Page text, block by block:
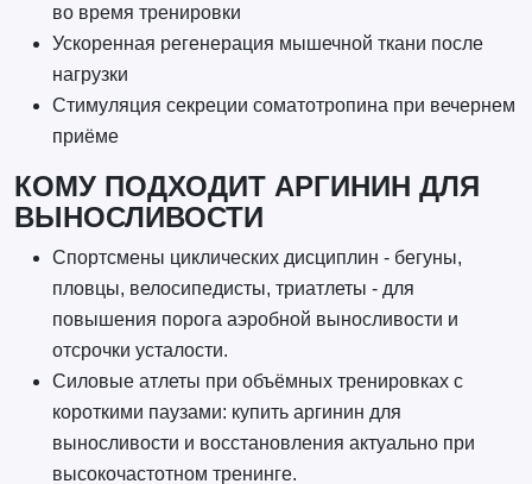
во время тренировки
Ускоренная регенерация мышечной ткани после
нагрузки
Стимуляция секреции соматотропина при вечернем
приёме
КОМУ ПОДХОДИТ АРГИНИН ДЛЯ
ВЫНОСЛИВОСТИ
Спортсмены циклических дисциплин - бегуны,
пловцы, велосипедисты, триатлеты - для
повышения порога аэробной выносливости и
отсрочки усталости.
Силовые атлеты при объёмных тренировках с
короткими паузами: купить аргинин для
выносливости и восстановления актуально при
высокочастотном тренинге.